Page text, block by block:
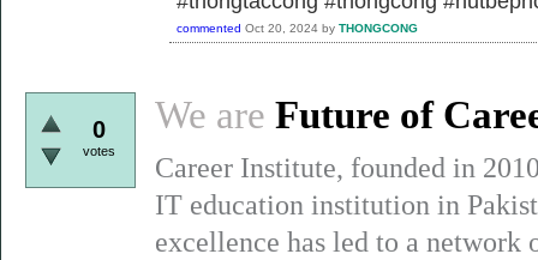
commented Oct 20, 2024 by THONGCONG
0
votes
We are Future of
Career Institute, founded in
IT education institution in
excellence has led to a network